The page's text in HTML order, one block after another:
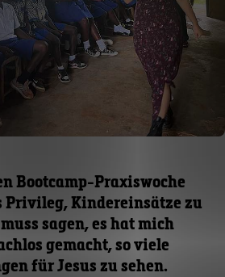
Bootcamp-Praxiswoche
Privileg, Kindereinsätze zu
sagen, es hat mich
gemacht, so viele
für Jesus zu sehen.